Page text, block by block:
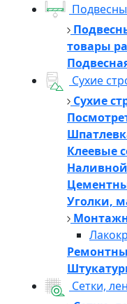
товары
Сухие
Сухие
Клеевые
Уголки,
Сетки,